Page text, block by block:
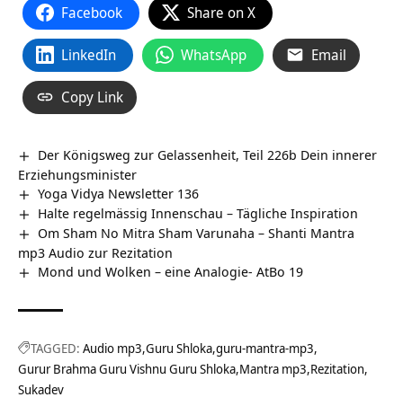
Facebook Share on X
LinkedIn WhatsApp Email
Copy Link
Der Königsweg zur Gelassenheit, Teil 226b Dein innerer
Erziehungsminister
Yoga Vidya Newsletter 136
Halte regelmässig Innenschau – Tägliche Inspiration
Om Sham No Mitra Sham Varunaha – Shanti Mantra
mp3 Audio zur Rezitation
Mond und Wolken – eine Analogie- AtBo 19
TAGGED: Audio mp3 Guru Shloka guru-mantra-mp3
Gurur Brahma Guru Vishnu Guru Shloka Mantra mp3 Rezitation
Sukadev